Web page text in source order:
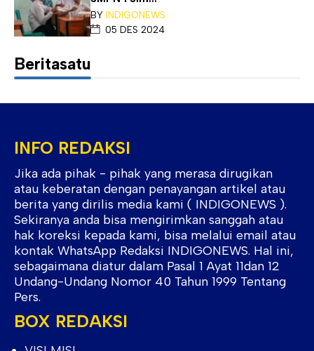
BY INDIGONEWS
05 DES 2024
Beritasatu
INFO REDAKSI
Jika ada pihak - pihak yang merasa dirugikan
atau keberatan dengan penayangan artikel atau
berita yang dirilis media kami ( INDIGONEWS ).
Sekiranya anda bisa mengirimkan sanggah atau
hak koreksi kepada kami, bisa melalui email atau
kontak WhatsApp Redaksi INDIGONEWS. Hal ini,
sebagaimana diatur dalam Pasal 1 Ayat 11dan 12
Undang-Undang Nomor 40 Tahun 1999 Tentang
Pers.
BOX REDAKSI